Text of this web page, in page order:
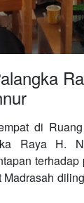
di
Raya H.